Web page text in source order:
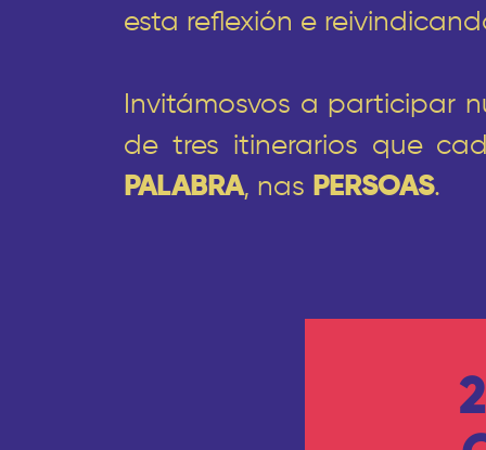
esta reflexión e
Invitámosvos a participar
de tres itinerarios que
PALABRA, nas PERSOAS.